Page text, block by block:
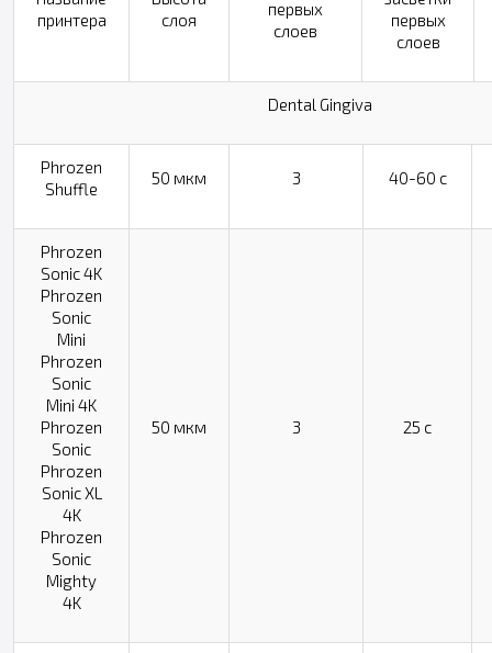
принтера
слоя
первых
слоев
первых
слоев
Dental Gingiva
Phrozen
Shuffle
50 мкм 3 40-60 с
Phrozen
Sonic 4K
Phrozen
Sonic
Mini
Phrozen
Sonic
Mini 4K
Phrozen
Sonic
Phrozen
Sonic XL
4K
Phrozen
Sonic
Mighty
4K
50 мкм 3 25 с